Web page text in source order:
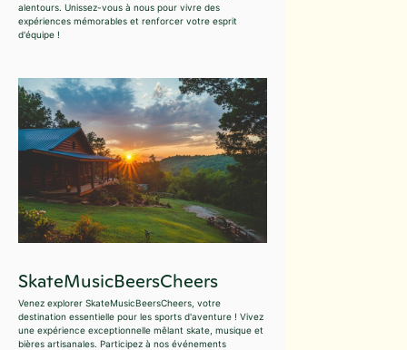
alentours. Unissez-vous à nous pour vivre des
expériences mémorables et renforcer votre esprit
d'équipe !
SkateMusicBeersCheers
Venez explorer SkateMusicBeersCheers, votre
destination essentielle pour les sports d'aventure ! Vivez
une expérience exceptionnelle mêlant skate, musique et
bières artisanales. Participez à nos événements